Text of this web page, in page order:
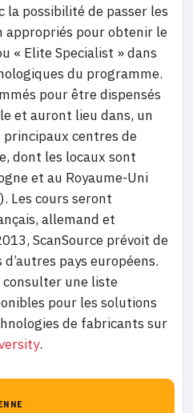
possibilité de passer les
appropriés pour obtenir le
« Elite Specialist » dans
du programme.
pour être dispensés
et auront lieu dans, un
centres de
dont les locaux sont
et au Royaume-Uni
Les cours seront
allemand et
ScanSource prévoit de
pays européens.
consulter une liste
pour les solutions
de fabricants sur
.